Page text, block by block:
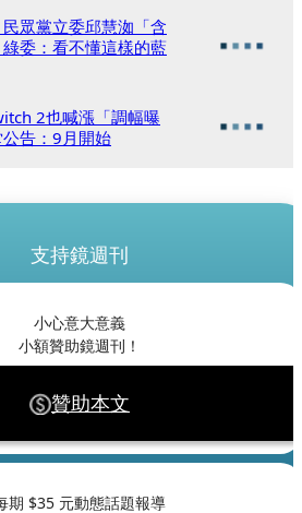
眾黨立委邱慧洳「含
委：看不懂這樣的藍
2也喊漲「調幅曝
告：9月開始
支持鏡週刊
小心意大意義
小額贊助鏡週刊！
贊助本文
期 $35 元動態話題報導